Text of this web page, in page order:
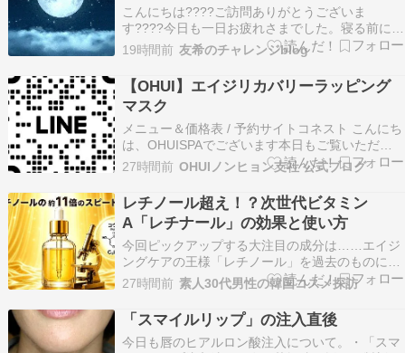
こんにちは????ご訪問ありがとうございま
す????今日も一日お疲れさまでした。寝る前に、
気持ちが少し落ち着く動画です。よかったら、ゆ
っくりご覧ください。この動画は、約1時間59分
ほどです。 寝る前の静かな時間にどうぞ。 ????
睡眠用BGMに最適です！脳の疲れをとり最高級の
休…
19時間前 友希のチャレンジblog
【OHUI】エイジリカバリーラッピング
マスク
メニュー＆価格表 / 予約サイトコネスト こんにち
は、OHUISPAでございます本日もご覧いただき
まして誠にありがとうございます 本日は、O HUI
のエイジングケアラインからエイジリカバリー リ
ンクルコラーゲン ラッピングマスクのご紹介です
※写真はイメージです。 ???? リ…
27時間前 OHUIノンヒョン支社 公式ブログ
レチノール超え！？次世代ビタミン
A「レチナール」の効果と使い方
今回ピックアップする大注目の成分は……エイジ
ングケアの王様「レチノール」を過去のものにす
るかもしれな ... The post レチノール超え！？次
世代ビタミンA「レチナール」の効果と使い方
first appeared on 素人30代男性の韓国コスメ探
訪.Copyright …
27時間前 素人30代男性の韓国コスメ探訪
「スマイルリップ」の注入直後
今日も唇のヒアルロン酸注入について。・「スマ